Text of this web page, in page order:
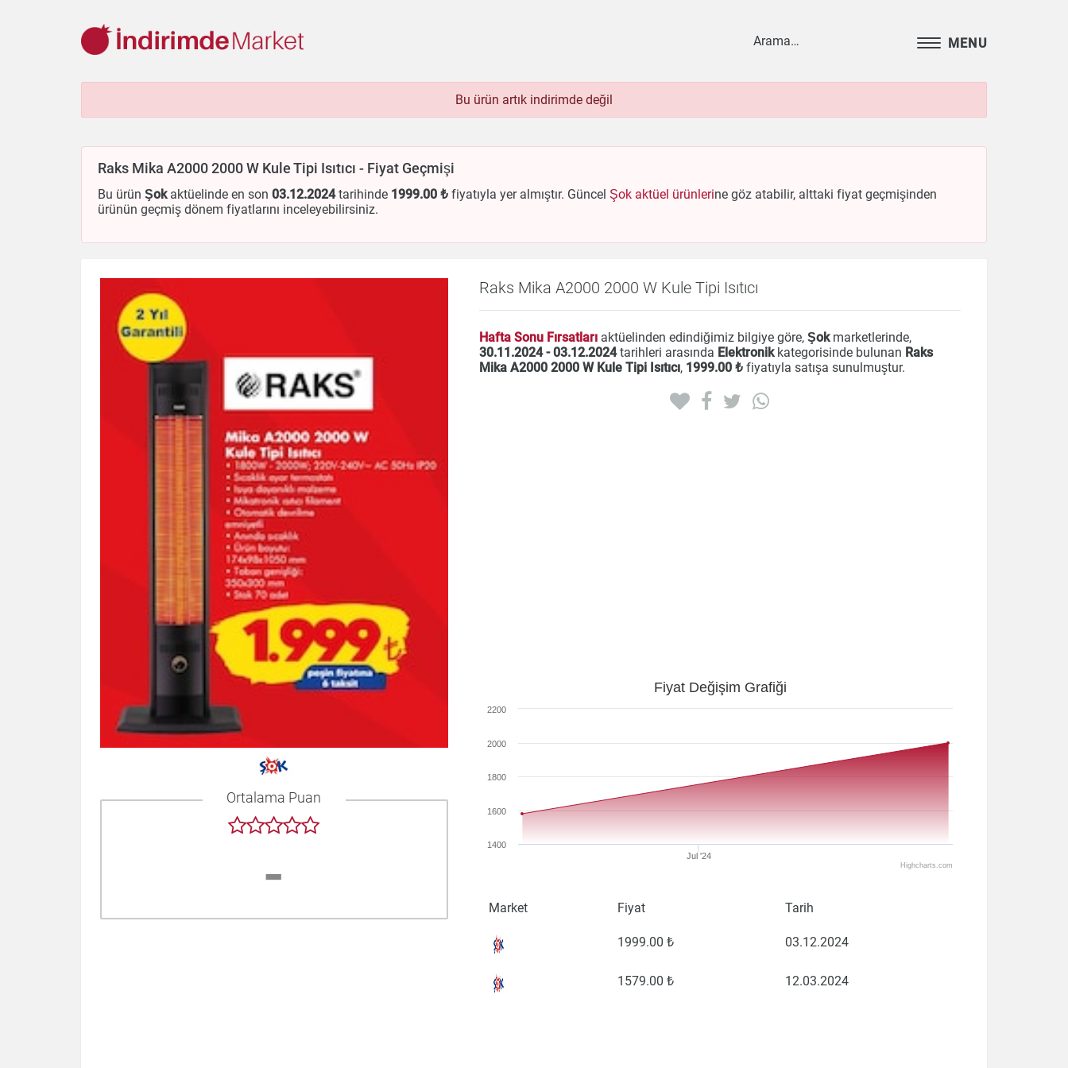
MENU
Cep Telefonu
Çikolata & Bisküvi & Kuruyemiş Dondurma Dondurulmuş Ürünler Elektronik
Et & Balık
Ev & Dekorasyon
Evcil Hayvan Gezi & Seyahat Giyim Hazır Soslar Hazır Yemekler
Kırtasiye
Kişisel Bakım Kitap & Dergi Konserve Küçük Ev Aletleri Meyve & Sebze
Mutfak Ürünleri
Otomobil
Oyuncak Sağlık Süt Ürünleri & Kahvaltılık Temizlik
Bu ürün artık indirimde değil
Raks Mika A2000 2000 W Kule Tipi Isıtıcı - Fiyat Geçmişi
Bu ürün Şokaktüelinde en son 03.12.2024tarihinde 1999.00 ₺ fiyatıyla yer almıştır. Güncel Şok aktüel ürünlerine göz atabilir, alttaki fiyat geçmişinden
ürünün geçmiş dönem fiyatlarını inceleyebilirsiniz.
Ortalama Puan
-
Raks Mika A2000 2000 W Kule Tipi Isıtıcı
Hafta Sonu Fırsatlarıaktüelinden edindiğimiz bilgiye göre, Şokmarketlerinde,
30.11.2024 - 03.12.2024tarihleri arasında Elektronikkategorisinde bulunan Raks
Mika A2000 2000 W Kule Tipi Isıtıcı, 1999.00 ₺fiyatıyla satışa sunulmuştur.
Fiyat Değişim Grafiği
Jul '24
1400
1600
1800
2000
2200
Highcharts.com
Market Fiyat Tarih
1999.00 ₺ 03.12.2024
1579.00 ₺ 12.03.2024